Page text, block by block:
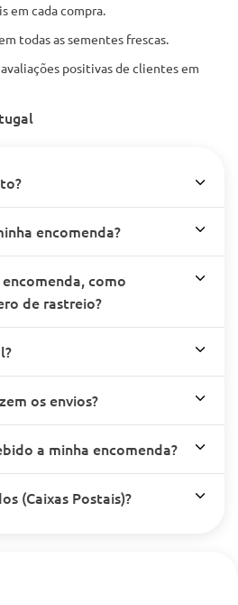
em cada compra.
todas as sementes frescas.
positivas de clientes em
encomenda?
como
de rastreio?
os envios?
a minha encomenda?
(Caixas Postais)?